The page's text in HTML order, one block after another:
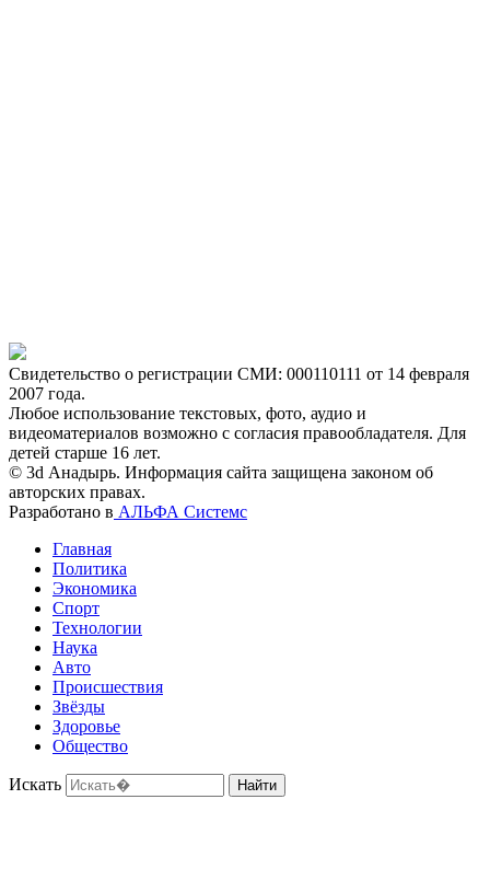
Свидетельство о регистрации СМИ: 000110111 от 14 февраля
2007 года.
Любое использование текстовых, фото, аудио и
видеоматериалов возможно с согласия правообладателя. Для
детей старше 16 лет.
© 3d Анадырь. Информация сайта защищена законом об
авторских правах.
Разработано в АЛЬФА Системс
Главная
Политика
Экономика
Спорт
Технологии
Наука
Авто
Происшествия
Звёзды
Здоровье
Общество
Искать Найти